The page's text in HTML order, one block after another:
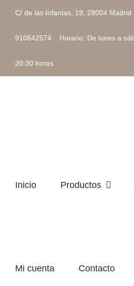
contenido
C/ de las Infantas, 19, 28004
910642574 Horario: De lunes a
20:30 horas
Inicio Productos
Mi cuenta Contacto